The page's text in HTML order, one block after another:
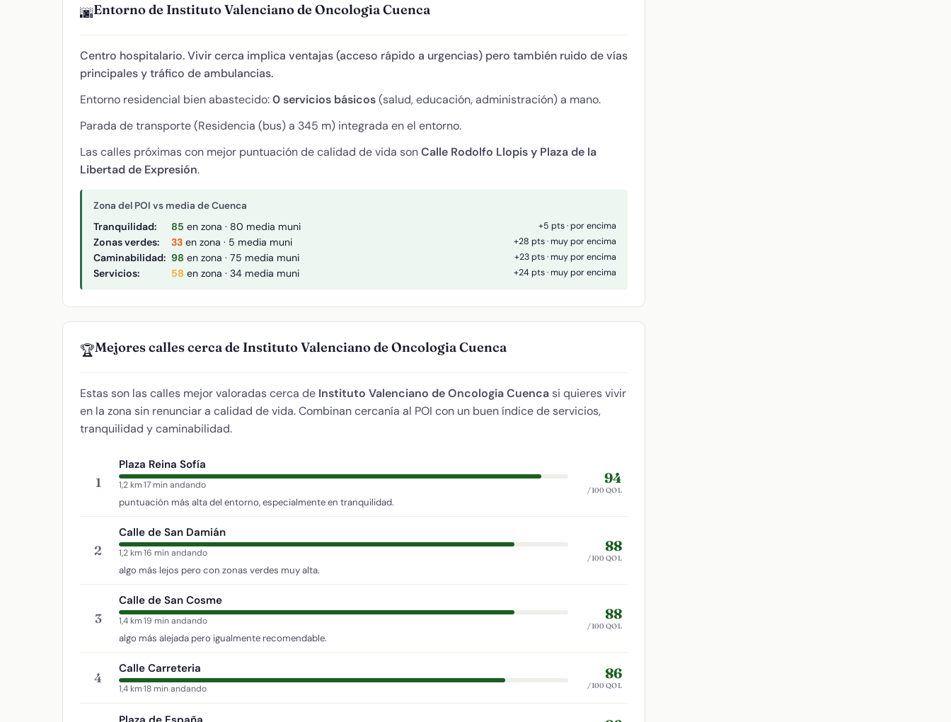
🌆Entorno de Instituto Valenciano de Oncologia Cuenca
Centro hospitalario. Vivir cerca implica ventajas (acceso rápido a urgencias) pero también ruido de vías
principales y tráfico de ambulancias.
Entorno residencial bien abastecido:0 servicios básicos(salud, educación, administración) a mano.
Parada de transporte (Residencia (bus) a 345 m) integrada en el entorno.
Las calles próximas con mejor puntuación de calidad de vida sonCalle Rodolfo Llopis y Plaza de la
Libertad de Expresión.
Zona del POI vs media de Cuenca
Tranquilidad: 85 en zona · 80 media muni +5 pts · por encima
Zonas verdes: 33 en zona · 5 media muni +28 pts · muy por encima
Caminabilidad: 98 en zona · 75 media muni +23 pts · muy por encima
Servicios: 58 en zona · 34 media muni +24 pts · muy por encima
🏆Mejores calles cerca de Instituto Valenciano de Oncologia Cuenca
Estas son las calles mejor valoradas cerca de Instituto Valenciano de Oncologia Cuenca si quieres vivir
en la zona sin renunciar a calidad de vida. Combinan cercanía al POI con un buen índice de servicios,
tranquilidad y caminabilidad.
1
Plaza Reina Sofía
1,2 km·17 min andando
puntuación más alta del entorno, especialmente en tranquilidad.
94
/100 QOL
2
Calle de San Damián
1,2 km·16 min andando
algo más lejos pero con zonas verdes muy alta.
88
/100 QOL
3
Calle de San Cosme
1,4 km·19 min andando
algo más alejada pero igualmente recomendable.
88
/100 QOL
4
Calle Carreteria
1,4 km·18 min andando
86
/100 QOL